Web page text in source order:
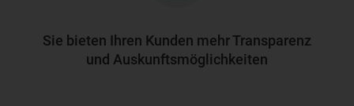
Sie bieten Ihren Kunden mehr Transparenz
und Auskunftsmöglichkeiten